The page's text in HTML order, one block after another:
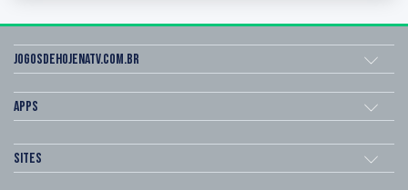
Jogosdehojenatv.com.br
Apps
Sites